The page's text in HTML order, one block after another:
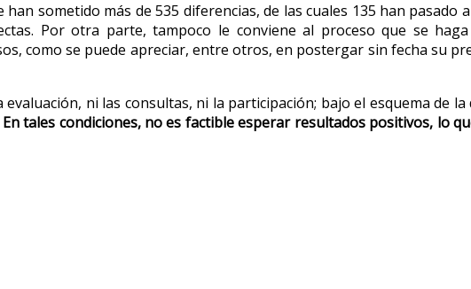
han sometido más de 535 diferencias, de las cuales 135 han
Por otra parte, tampoco le conviene al proceso que se
como se puede apreciar, entre otros, en postergar sin fecha su
ni las consultas, ni la participación; bajo el esquema de
En tales condiciones, no es factible esperar resultados positivos, lo